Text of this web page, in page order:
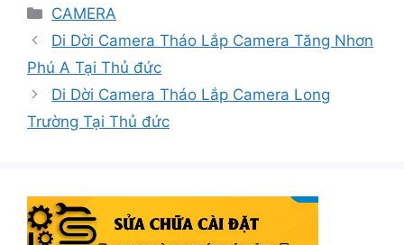
Danh
mục
CAMERA
Di Dời Camera Tháo Lắp Camera Tăng Nhơn
Phú A Tại Thủ đức
Di Dời Camera Tháo Lắp Camera Long
Trường Tại Thủ đức